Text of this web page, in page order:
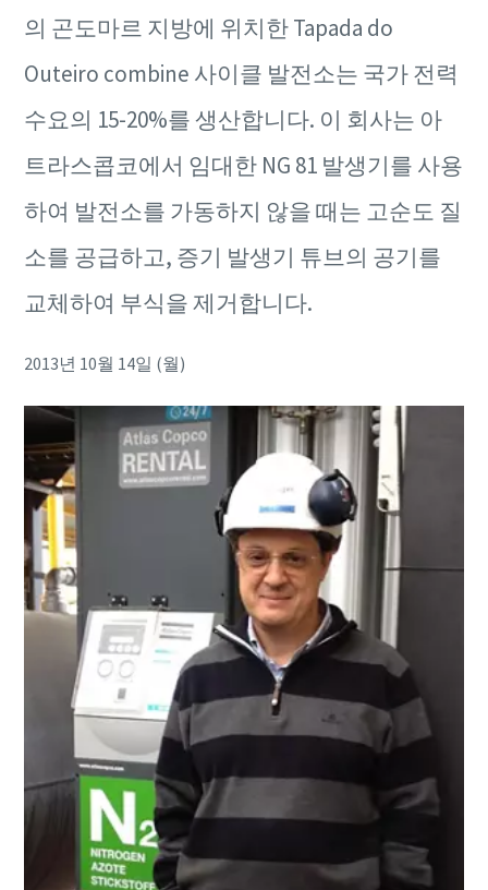
초기 투자 비용이 없는 아트라스콥코의 3가지 렌탈 구독 프
로그램을 소개합니다. 내 공정에 적합한 솔루션을 확인해
보세요.
더 보기
초기 투자 비용이 없는 아트라스콥코의 3가지 렌탈 구독 프
로그램을 소개합니다. 내 공정에 적합한 솔루션을 확인해
보세요.
더 보기
로그램을 소개합니다. 내 공정에 적합한 솔루션을 확인해
보세요.
더 보기
고객 맞춤형 렌탈 구독 프로그램
로그램을 소개합니다. 내 공정에 적합한 솔루션을 확인해
더 보기
의 곤도마르 지방에 위치한 Tapada do
Outeiro combine 사이클 발전소는 국가 전력
수요의 15-20%를 생산합니다. 이 회사는 아
트라스콥코에서 임대한 NG 81 발생기를 사용
하여 발전소를 가동하지 않을 때는 고순도 질
소를 공급하고, 증기 발생기 튜브의 공기를
교체하여 부식을 제거합니다.
2013년 10월 14일 (월)